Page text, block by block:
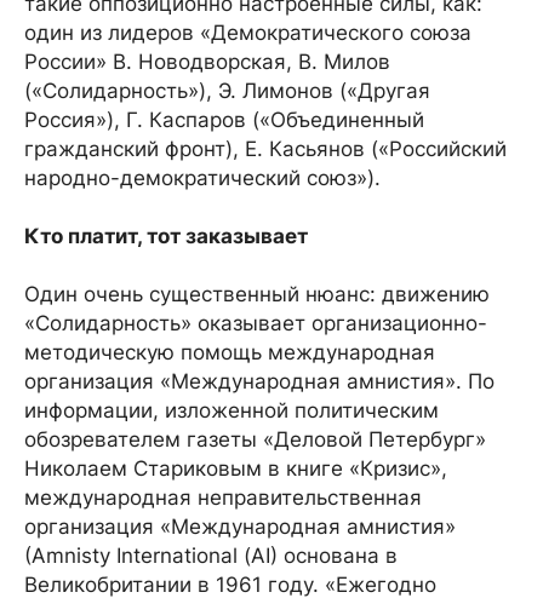
один из лидеров «Демократического союза
России» В. Новодворская, В. Милов
(«Солидарность»), Э. Лимонов («Другая
Россия»), Г. Каспаров («Объединенный
гражданский фронт), Е. Касьянов («Российский
народно-демократический союз»).
Кто платит, тот заказывает
Один очень существенный нюанс: движению
«Солидарность» оказывает организационно-
методическую помощь международная
организация «Международная амнистия». По
информации, изложенной политическим
обозревателем газеты «Деловой Петербург»
Николаем Стариковым в книге «Кризис»,
международная неправительственная
организация «Международная амнистия»
(Аmnisty International (AI) основана в
Великобритании в 1961 году. «Ежегодно